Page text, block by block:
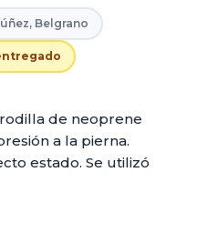
Belgrano
de neoprene
a la pierna.
estado. Se utilizó